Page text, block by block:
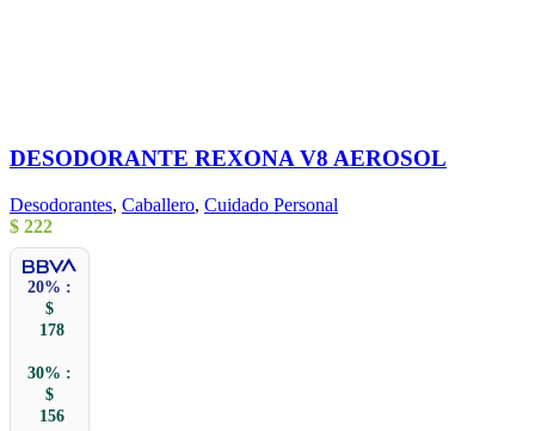
DESODORANTE REXONA V8 AEROSOL
Desodorantes, Caballero, Cuidado Personal
$ 222
20% :
$
178
30% :
$
156